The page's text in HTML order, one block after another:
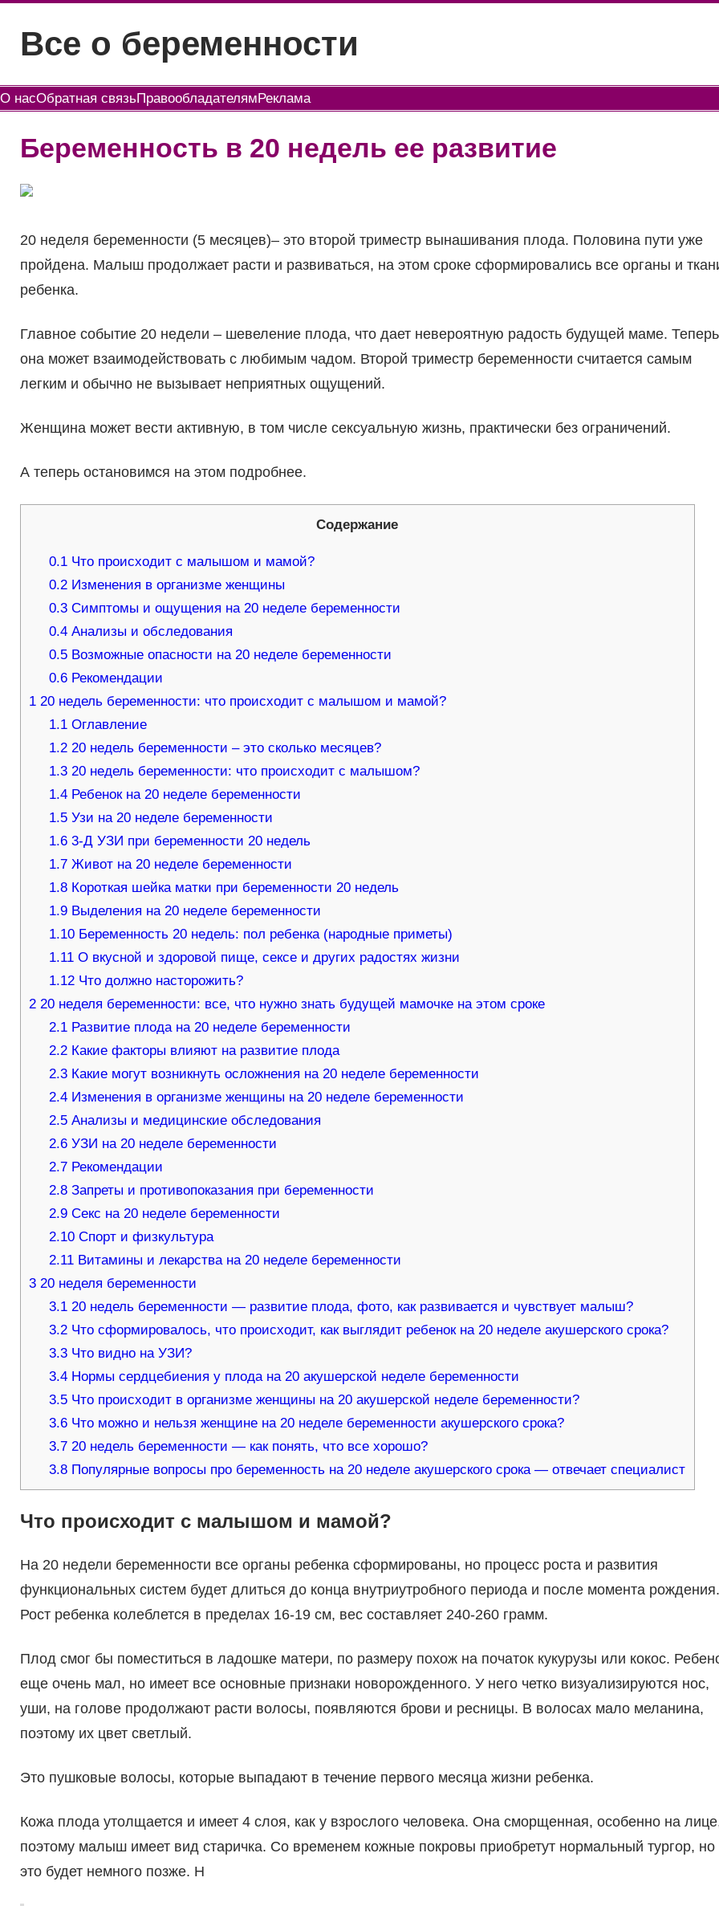
содержимому
Все о беременности
О насОбратная связьПравообладателямРеклама
Беременность в 20 недель ее развитие
20 неделя беременности (5 месяцев)– это второй триместр вынашивания плода. Половина пути уже
пройдена. Малыш продолжает расти и развиваться, на этом сроке сформировались все органы и
ребенка.
Главное событие 20 недели – шевеление плода, что дает невероятную радость будущей маме. Теперь
она может взаимодействовать с любимым чадом. Второй триместр беременности считается самым
легким и обычно не вызывает неприятных ощущений.
Женщина может вести активную, в том числе сексуальную жизнь, практически без ограничений.
А теперь остановимся на этом подробнее.
Содержание
0.1 Что происходит с малышом и мамой?
0.2 Изменения в организме женщины
0.3 Симптомы и ощущения на 20 неделе беременности
0.4 Анализы и обследования
0.5 Возможные опасности на 20 неделе беременности
0.6 Рекомендации
120 недель беременности: что происходит с малышом и мамой?
1.1 Оглавление
1.2 20 недель беременности – это сколько месяцев?
1.3 20 недель беременности: что происходит с малышом?
1.4 Ребенок на 20 неделе беременности
1.5 Узи на 20 неделе беременности
1.6 3-Д УЗИ при беременности 20 недель
1.7 Живот на 20 неделе беременности
1.8 Короткая шейка матки при беременности 20 недель
1.9 Выделения на 20 неделе беременности
1.10 Беременность 20 недель: пол ребенка (народные приметы)
1.11 О вкусной и здоровой пище, сексе и других радостях жизни
1.12 Что должно насторожить?
220 неделя беременности: все, что нужно знать будущей мамочке на этом сроке
2.1 Развитие плода на 20 неделе беременности
2.2 Какие факторы влияют на развитие плода
2.3 Какие могут возникнуть осложнения на 20 неделе беременности
2.4 Изменения в организме женщины на 20 неделе беременности
2.5 Анализы и медицинские обследования
2.6 УЗИ на 20 неделе беременности
2.7 Рекомендации
2.8 Запреты и противопоказания при беременности
2.9 Секс на 20 неделе беременности
2.10 Спорт и физкультура
2.11 Витамины и лекарства на 20 неделе беременности
320 неделя беременности
3.1 20 недель беременности — развитие плода, фото, как развивается и чувствует малыш?
3.2 Что сформировалось, что происходит, как выглядит ребенок на 20 неделе акушерского срока?
3.3 Что видно на УЗИ?
3.4 Нормы сердцебиения у плода на 20 акушерской неделе беременности
3.5 Что происходит в организме женщины на 20 акушерской неделе беременности?
3.6 Что можно и нельзя женщине на 20 неделе беременности акушерского срока?
3.7 20 недель беременности — как понять, что все хорошо?
3.8 Популярные вопросы про беременность на 20 неделе акушерского срока — отвечает специалист
Что происходит с малышом и мамой?
На 20 недели беременности все органы ребенка сформированы, но процесс роста и развития
функциональных систем будет длиться до конца внутриутробного периода и после момента рождения.
Рост ребенка колеблется в пределах 16-19 см, вес составляет 240-260 грамм.
Плод смог бы поместиться в ладошке матери, по размеру похож на початок кукурузы или кокос.
еще очень мал, но имеет все основные признаки новорожденного. У него четко визуализируются нос,
уши, на голове продолжают расти волосы, появляются брови и ресницы. В волосах мало меланина,
поэтому их цвет светлый.
Это пушковые волосы, которые выпадают в течение первого месяца жизни ребенка.
Кожа плода утолщается и имеет 4 слоя, как у взрослого человека. Она сморщенная, особенно на
поэтому малыш имеет вид старичка. Со временем кожные покровы приобретут нормальный тургор, но
это будет немного позже. Н